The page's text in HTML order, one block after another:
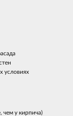
условиях
чем у кирпича)